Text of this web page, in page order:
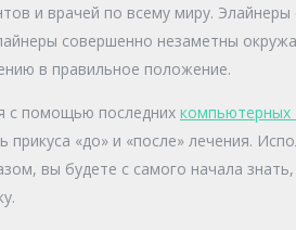
и врачей по всему миру.
совершенно незаметны
в правильное положение.
с помощью последних компьютерных
прикуса «до» и «после» лечения.
вы будете с самого начала